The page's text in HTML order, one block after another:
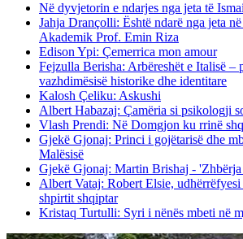
Në dyvjetorin e ndarjes nga jeta të
Jahja Drançolli: Është ndarë nga jeta
Akademik Prof. Emin Riza
Edison Ypi: Çemerrica mon amour
Fejzulla Berisha: Arbëreshët e Italisë –
vazhdimësisë historike dhe identitare
Kalosh Çeliku: Askushi
Albert Habazaj: Çamëria si psikologji
Vlash Prendi: Në Domgjon ku rrinë
Gjekë Gjonaj: Princi i gojëtarisë dhe
Malësisë
Gjekë Gjonaj: Martin Brishaj -
Albert Vataj: Robert Elsie,
shpirtit shqiptar
Kristaq Turtulli: Syri i nënës mbeti në